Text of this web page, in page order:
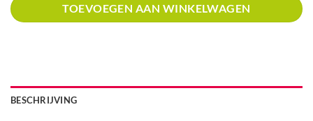
TOEVOEGEN AAN WINKELWAGEN
BESCHRIJVING